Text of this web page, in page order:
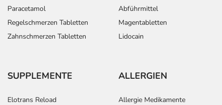
Paracetamol
Regelschmerzen Tabletten
Zahnschmerzen Tabletten
Abführmittel
Magentabletten
Lidocain
SUPPLEMENTE
Elotrans Reload
ALLERGIEN
Allergie Medikamente